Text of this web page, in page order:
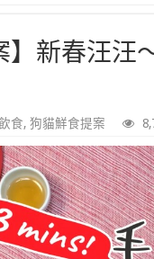
】新春汪汪
食, 狗貓鮮食提案